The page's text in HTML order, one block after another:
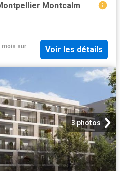
Montcalm
mois sur
Voir les détails
3 photos